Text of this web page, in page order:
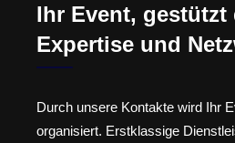
Ihr Event, gestützt
Expertise und
Durch unsere Kontakte wird Ihr
organisiert. Erstklassige